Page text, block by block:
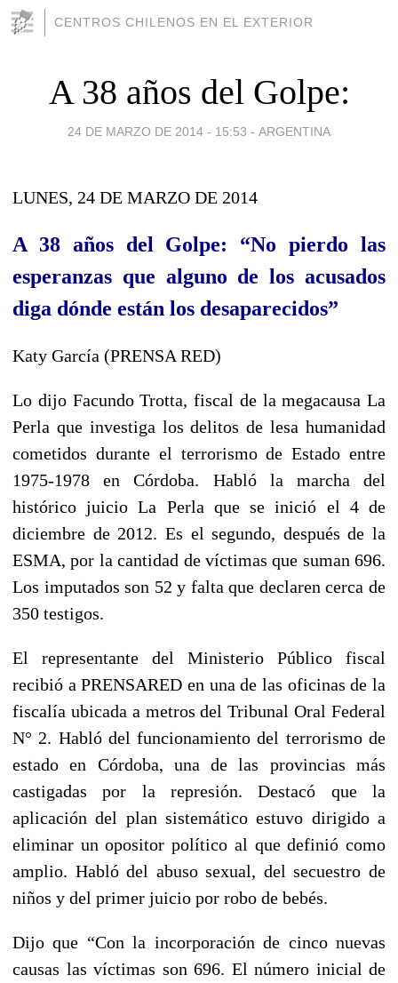
CENTROS CHILENOS EN EL EXTERIOR
A 38 años del Golpe:
24 DE MARZO DE 2014 - 15:53 - ARGENTINA
LUNES, 24 DE MARZO DE 2014
A 38 años del Golpe: “No pierdo las
esperanzas que alguno de los acusados
diga dónde están los desaparecidos”
Katy García (PRENSA RED)
Lo dijo Facundo Trotta, fiscal de la megacausa La
Perla que investiga los delitos de lesa humanidad
cometidos durante el terrorismo de Estado entre
1975-1978 en Córdoba. Habló la marcha del
histórico juicio La Perla que se inició el 4 de
diciembre de 2012. Es el segundo, después de la
ESMA, por la cantidad de víctimas que suman 696.
Los imputados son 52 y falta que declaren cerca de
350 testigos.
El representante del Ministerio Público fiscal
recibió a PRENSARED en una de las oficinas de la
fiscalía ubicada a metros del Tribunal Oral Federal
N° 2. Habló del funcionamiento del terrorismo de
estado en Córdoba, una de las provincias más
castigadas por la represión. Destacó que la
aplicación del plan sistemático estuvo dirigido a
eliminar un opositor político al que definió como
amplio. Habló del abuso sexual, del secuestro de
niños y del primer juicio por robo de bebés.
Dijo que “Con la incorporación de cinco nuevas
causas las víctimas son 696. El número inicial de